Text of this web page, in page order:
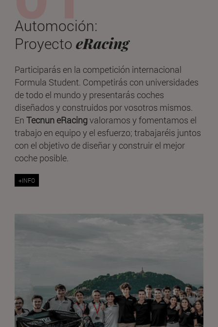
Automoción:
Proyecto eRacing
Participarás en la competición internacional
Formula Student. Competirás con universidades
de todo el mundo y presentarás coches
diseñados y construidos por vosotros mismos.
En Tecnun eRacingvaloramos y fomentamos el
trabajo en equipo y el esfuerzo; trabajaréis juntos
con el objetivo de diseñar y construir el mejor
coche posible.
+INFO